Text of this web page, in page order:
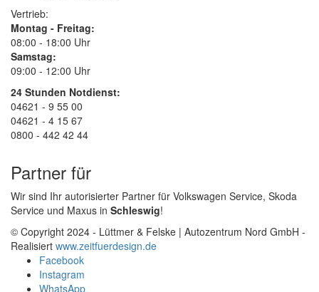
Vertrieb:
Montag - Freitag:
08:00 - 18:00 Uhr
Samstag:
09:00 - 12:00 Uhr
24 Stunden Notdienst:
04621 - 9 55 00
04621 - 4 15 67
0800 - 442 42 44
Partner für
Wir sind Ihr autorisierter Partner für Volkswagen Service, Skoda
Service und Maxus in Schleswig!
© Copyright 2024 - Lüttmer & Felske | Autozentrum Nord GmbH -
Realisiert www.zeitfuerdesign.de
Facebook
Instagram
WhatsApp